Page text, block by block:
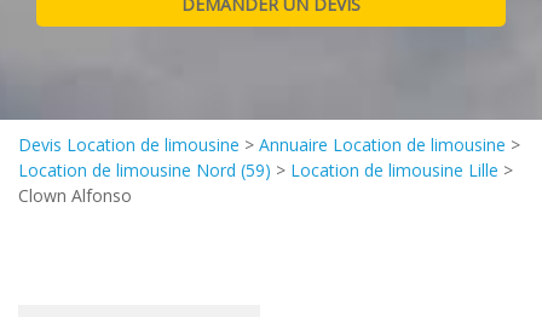
Devis Location de limousine > Annuaire Location de limousine >
Location de limousine Nord (59) > Location de limousine Lille >
Clown Alfonso